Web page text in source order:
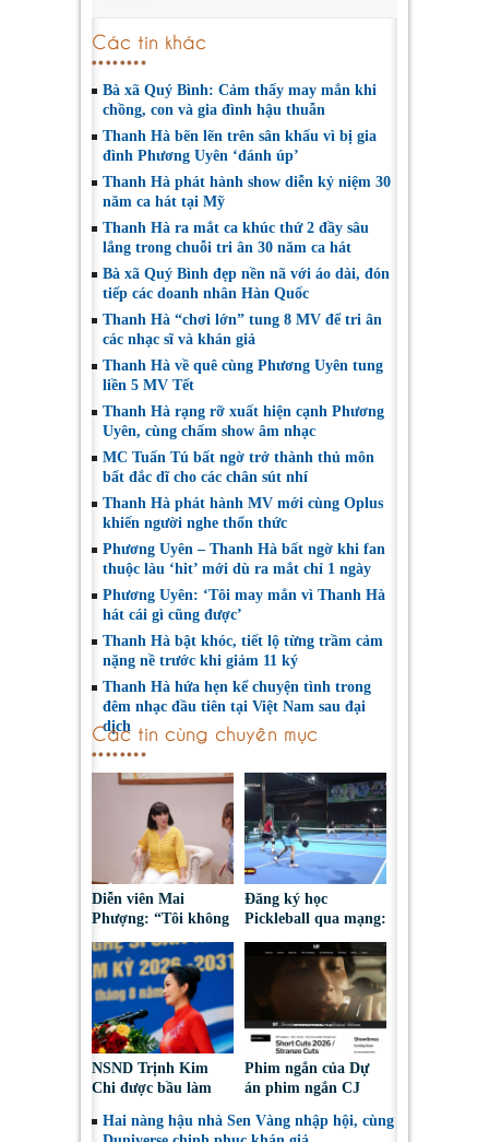
Các tin khác
Bà xã Quý Bình: Cảm thấy may mắn khi
chồng, con và gia đình hậu thuẫn
Thanh Hà bẽn lẽn trên sân khấu vì bị gia
đình Phương Uyên ‘đánh úp’
Thanh Hà phát hành show diễn kỷ niệm 30
năm ca hát tại Mỹ
Thanh Hà ra mắt ca khúc thứ 2 đầy sâu
lắng trong chuỗi tri ân 30 năm ca hát
Bà xã Quý Bình đẹp nền nã với áo dài, đón
tiếp các doanh nhân Hàn Quốc
Thanh Hà “chơi lớn” tung 8 MV để tri ân
các nhạc sĩ và khán giả
Thanh Hà về quê cùng Phương Uyên tung
liền 5 MV Tết
Thanh Hà rạng rỡ xuất hiện cạnh Phương
Uyên, cùng chấm show âm nhạc
MC Tuấn Tú bất ngờ trở thành thủ môn
bất đắc dĩ cho các chân sút nhí
Thanh Hà phát hành MV mới cùng Oplus
khiến người nghe thổn thức
Phương Uyên – Thanh Hà bất ngờ khi fan
thuộc làu ‘hit’ mới dù ra mắt chỉ 1 ngày
Phương Uyên: ‘Tôi may mắn vì Thanh Hà
hát cái gì cũng được’
Thanh Hà bật khóc, tiết lộ từng trầm cảm
nặng nề trước khi giảm 11 ký
Thanh Hà hứa hẹn kể chuyện tình trong
đêm nhạc đầu tiên tại Việt Nam sau đại
dịch
Các tin cùng chuyên mục
Diễn viên Mai
Phượng: “Tôi không
bao giờ hối hận về
những gì mình đã
chọn”
Đăng ký học
Pickleball qua mạng:
Nguy cơ bị chiếm
đoạt tài sản
NSND Trịnh Kim
Chi được bầu làm
Nghệ sĩ Sân khấu
Phim ngắn của Dự
án phim ngắn CJ
tại LHP quốc tế
Hai nàng hậu nhà Sen Vàng nhập hội, cùng